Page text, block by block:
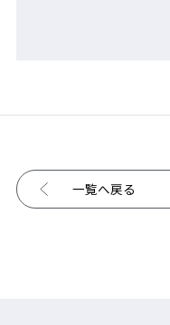
一覧へ戻る